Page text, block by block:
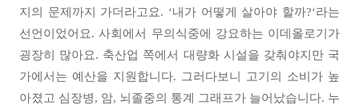
지의 문제까지 가더라고요. ‘내가 어떻게 살아야 할까?‘라는
선언이었어요. 사회에서 무의식중에 강요하는 이데올로기가
굉장히 많아요. 축산업 쪽에서 대량화 시설을 갖춰야지만 국
가에서는 예산을 지원합니다. 그러다보니 고기의 소비가 높
아졌고 심장병, 암, 뇌졸중의 통계 그래프가 늘어났습니다. 누